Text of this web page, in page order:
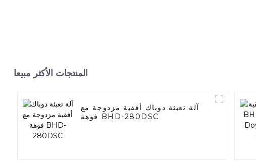
المنتجات الأكثر مبيعا
آلة تعبئة دوباك أفقية مزدوجة مع
فوهة BHD-280DSC